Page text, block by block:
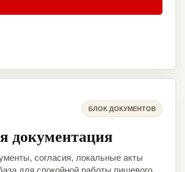
БЛОК ДОКУМЕНТОВ
документация
согласия, локальные акты
для спокойной работы пищевого